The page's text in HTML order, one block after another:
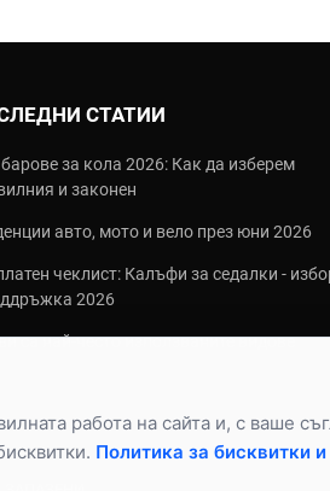
СТАТИИ
барове за кола 2026: Как да изберем
и законен
авто, мото и вело през юни 2026
чеклист: Калъфи за седалки -
2026
са най‑често използваните видове
работа на сайта и, с ваше
Политика за бисквитки